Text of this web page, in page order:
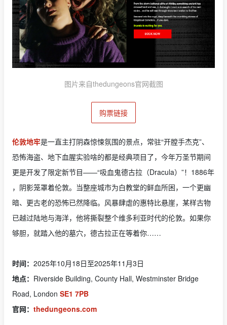
图片来自thedungeons官网截图
购票链接
伦敦地牢是一直主打阴森惊悚氛围的景点，常驻“开膛手杰克”、
恐怖海盗、地下血腥实验啥的都是经典项目了，今年万圣节期间
更是开发了限定新节目——“吸血鬼德古拉（Dracula）”！1886年
，阴影笼罩着伦敦。当整座城市为白教堂的鲜血所困，一个更幽
暗、更古老的恐怖已然降临。风暴肆虐的惠特比悬崖，某样古物
已越过陆地与海洋，他将撕裂整个维多利亚时代的伦敦。如果你
够胆，就踏入他的墓穴，德古拉正在等着你……
时间： 2025年10月18日至2025年11月3日
地点： Riverside Building, County Hall, Westminster Bridge
Road, London SE1 7PB
官网： thedungeons.com